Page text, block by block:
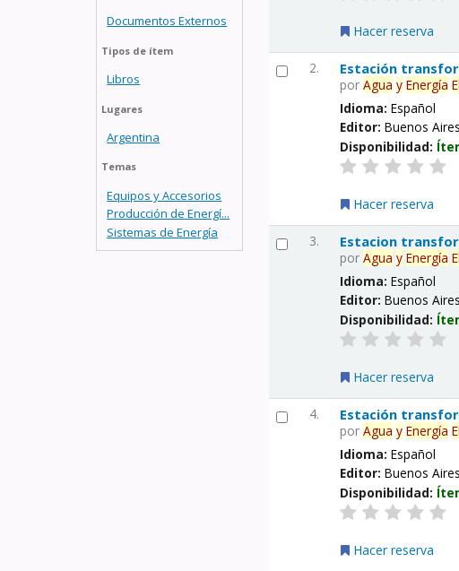
Documentos Externos
Tipos de ítem
Libros
Lugares
Argentina
Temas
Equipos y Accesorios
Producción de Energí...
Sistemas de Energía
Hacer reserva
2. Estación
porAgua y Energía
Idioma:Español
Editor:Buenos
Disponibilidad:
Hacer reserva
3. Estacion
porAgua y Energía
Idioma:Español
Editor:Buenos
Disponibilidad:
Hacer reserva
4. Estación
porAgua y Energía
Idioma:Español
Editor:Buenos
Disponibilidad:
Hacer reserva